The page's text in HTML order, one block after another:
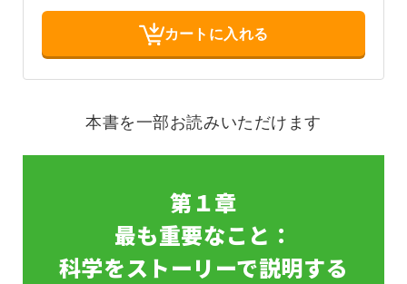
カートに入れる
本書を一部お読みいただけます
第１章
最も重要なこと：
科学をストーリーで説明する